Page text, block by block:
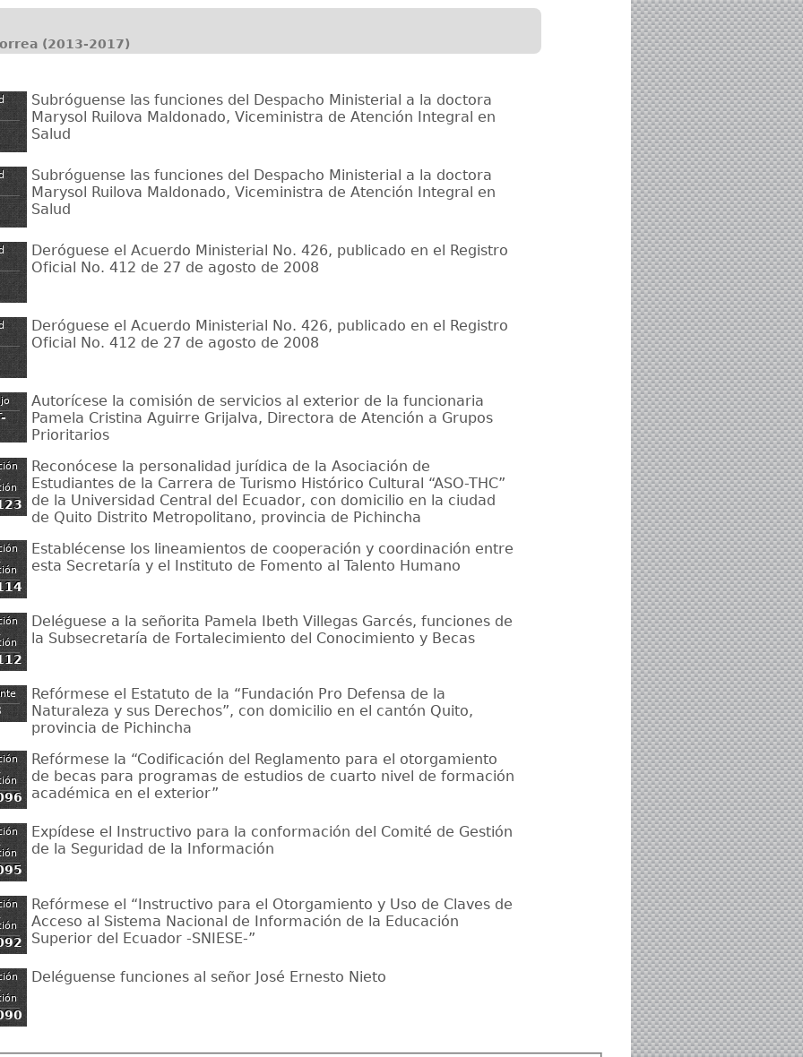
(2013-2017)
Subróguense las funciones del Despacho Ministerial a la doctora
Marysol Ruilova Maldonado, Viceministra de Atención Integral en
Salud
Subróguense las funciones del Despacho Ministerial a la doctora
Marysol Ruilova Maldonado, Viceministra de Atención Integral en
Salud
Deróguese el Acuerdo Ministerial No. 426, publicado en el Registro
Oficial No. 412 de 27 de agosto de 2008
Deróguese el Acuerdo Ministerial No. 426, publicado en el Registro
Oficial No. 412 de 27 de agosto de 2008
Autorícese la comisión de servicios al exterior de la funcionaria
Pamela Cristina Aguirre Grijalva, Directora de Atención a Grupos
Prioritarios
Reconócese la personalidad jurídica de la Asociación de
Estudiantes de la Carrera de Turismo Histórico Cultural “ASO-THC”
de la Universidad Central del Ecuador, con domicilio en la ciudad
de Quito Distrito Metropolitano, provincia de Pichincha
Establécense los lineamientos de cooperación y coordinación entre
esta Secretaría y el Instituto de Fomento al Talento Humano
Deléguese a la señorita Pamela Ibeth Villegas Garcés, funciones de
la Subsecretaría de Fortalecimiento del Conocimiento y Becas
Refórmese el Estatuto de la “Fundación Pro Defensa de la
Naturaleza y sus Derechos”, con domicilio en el cantón Quito,
provincia de Pichincha
Refórmese la “Codificación del Reglamento para el otorgamiento
de becas para programas de estudios de cuarto nivel de formación
académica en el exterior”
Expídese el Instructivo para la conformación del Comité de Gestión
de la Seguridad de la Información
Refórmese el “Instructivo para el Otorgamiento y Uso de Claves de
Acceso al Sistema Nacional de Información de la Educación
Superior del Ecuador -SNIESE-”
Deléguense funciones al señor José Ernesto Nieto